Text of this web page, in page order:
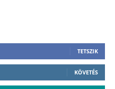
TETSZIK
KÖVETÉS